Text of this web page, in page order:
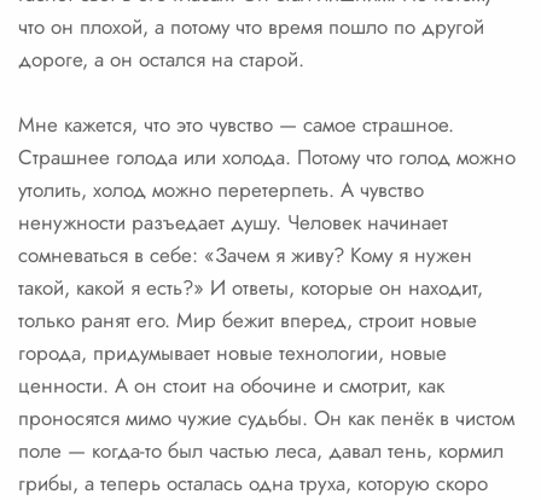
что он плохой, а потому что время пошло по другой
дороге, а он остался на старой.
Мне кажется, что это чувство — самое страшное.
Страшнее голода или холода. Потому что голод можно
утолить, холод можно перетерпеть. А чувство
ненужности разъедает душу. Человек начинает
сомневаться в себе: «Зачем я живу? Кому я нужен
такой, какой я есть?» И ответы, которые он находит,
только ранят его. Мир бежит вперед, строит новые
города, придумывает новые технологии, новые
ценности. А он стоит на обочине и смотрит, как
проносятся мимо чужие судьбы. Он как пенёк в чистом
поле — когда-то был частью леса, давал тень, кормил
грибы, а теперь осталась одна труха, которую скоро